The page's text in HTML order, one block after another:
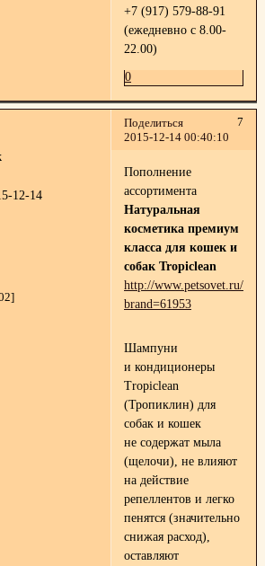
+7 (917) 579-88-91
(ежедневно с 8.00-
22.00)
0
Поделиться
7
2015-12-14 00:40:10
12-14
Пополнение
ассортимента
Натуральная
косметика премиум
класса для кошек и
собак Tropiclean
http://www.petsovet.ru/
brand=61953
Шампуни
и кондиционеры
Tropiclean
(Тропиклин) для
собак и кошек
не содержат мыла
(щелочи), не влияют
на действие
репеллентов и легко
пенятся (значительно
снижая расход),
оставляют